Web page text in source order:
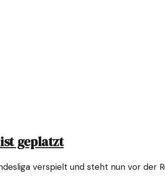
geplatzt
verspielt und steht nun vor der